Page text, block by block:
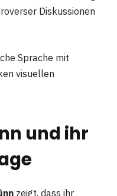
Diskussionen
Sprache mit
visuellen
und ihr
zeigt, dass ihr